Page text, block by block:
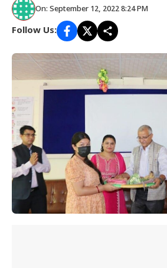
On: September 12, 2022 8:24 PM
Follow Us: